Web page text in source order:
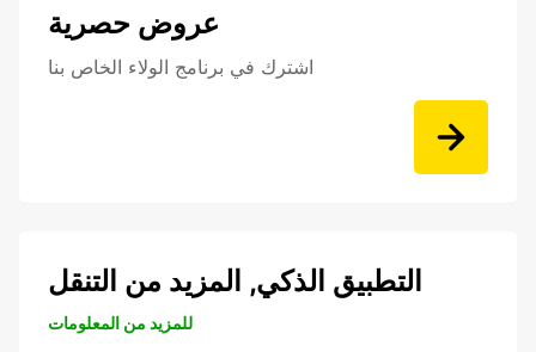
عروض حصرية
اشترك في برنامج الولاء الخاص بنا
التطبيق الذكي, المزيد من التنقل
للمزيد من المعلومات